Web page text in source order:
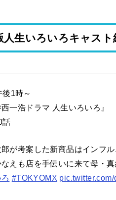
人生いろいろキャスト
後1時～
西一浩ドラマ 人生いろいろ』
話
が考案した新商品はインフ
なえも店を手伝いに来て母・
#TOKYOMX